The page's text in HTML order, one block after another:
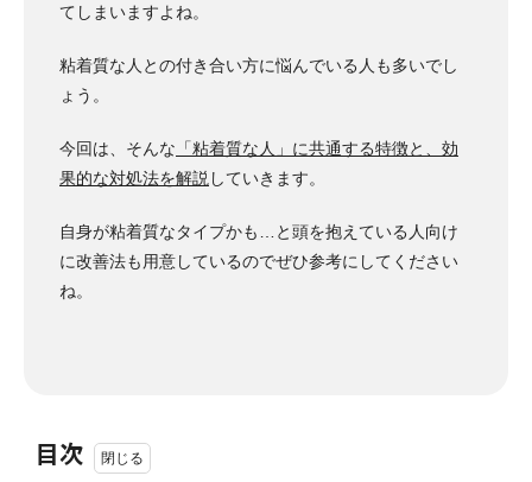
てしまいますよね。
粘着質な人との付き合い方に悩んでいる人も多いでし
ょう。
今回は、そんな 「粘着質な人」に共通する特徴と、効
果的な対処法を解説 していきます。
自身が粘着質なタイプかも…と頭を抱えている人向け
に改善法も用意しているのでぜひ参考にしてください
ね。
目次